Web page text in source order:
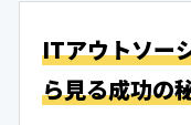
ITアウトソー
ら見る成功の